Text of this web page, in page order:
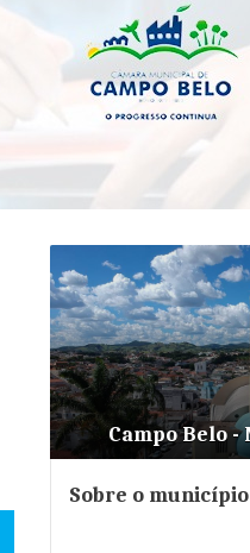
Campo Belo -
Sobre o município